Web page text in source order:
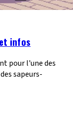
infos
pour l'une des
sapeurs-